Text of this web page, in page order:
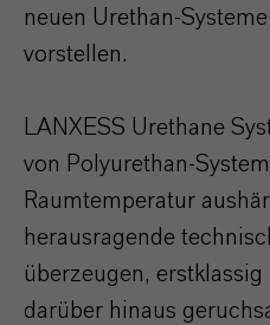
neuen Urethan-
vorstellen.
LANXESS Urethane
von Polyurethan-
Raumtemperatur
herausragende
überzeugen,
darüber hinaus